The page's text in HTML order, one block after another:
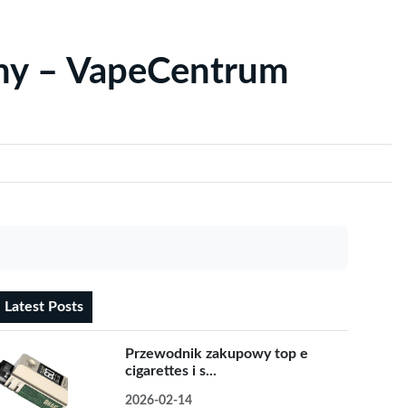
– VapeCentrum
Latest Posts
Przewodnik zakupowy top e
cigarettes i s...
2026-02-14